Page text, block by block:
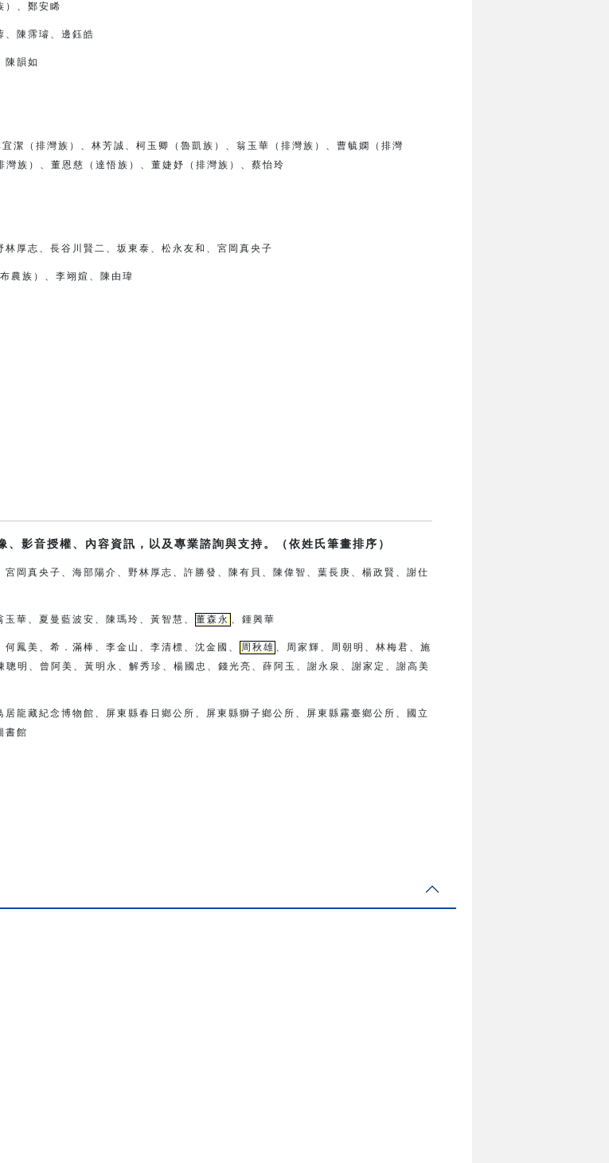
）、鄭安睎
、陳霈璿、邊鈺皓
陳韻如
（排灣族）、林芳誠、柯玉卿（魯凱族）、翁玉華（排灣族）、曹毓嫻（排灣
灣族）、董恩慈（達悟族）、 董婕妤（排灣族）、 蔡怡玲
林厚志、長谷川賢二、坂東泰、松永友和、宮岡真央子
族）、李翊媗、陳由瑋
影音授權、內容資訊，以及專業諮詢與支持。（依姓氏筆畫排序）
岡真央子、 海部陽介、 野林厚志、許勝發、陳有貝、陳偉智、葉長庚、楊政賢、 謝仕
華、夏曼藍波安、 陳瑪玲、黃智慧、 董森永 、鍾興華
何鳳美、希．滿棒、李金山、李清標、沈金國、 周秋雄 、周家輝、周朝明、林梅君、 施
聰明、曾阿美、 黃明永、解秀珍、楊國忠、錢光亮、薛阿玉、謝永泉、謝家定、 謝高美
龍藏紀念博物館、 屏東縣春日鄉公所、屏東縣獅子鄉公所、 屏東縣霧臺鄉公所、
國立
書館